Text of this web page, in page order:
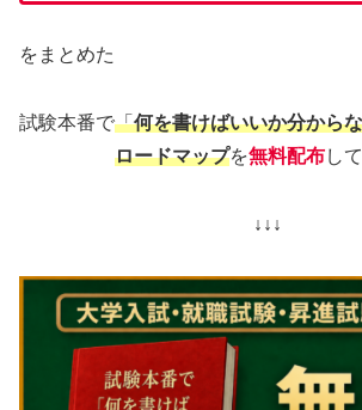
をまとめた
試験本番で「何を書けばいいか分から
ロードマップを無料配布し
↓↓↓